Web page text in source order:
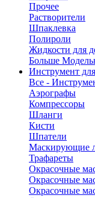
Прочее
Растворители
Шпаклевка
Полироли
Жидкости для
Больше
Инструмент
Все -
Аэрографы
Компрессоры
Шланги
Кисти
Шпатели
Маскирующие
Трафареты
Окрасочные
Окрасочные
Окрасочные